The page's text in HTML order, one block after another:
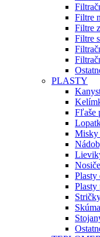
Filtre
Filtre
Filtre
PLASTY
Fľaše
Misky
Plasty
Plasty